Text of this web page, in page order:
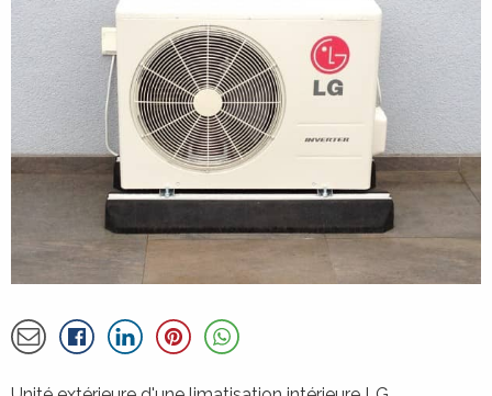
À propos de la réalisation de Art
Partager par email